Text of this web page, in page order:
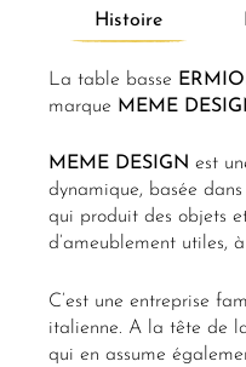
Histoire
La table basse
marque MEME
MEME DESIGN est
dynamique, basée
qui produit des objets
d’ameublement utiles,
C’est une entreprise
italienne. A la tête de
qui en assume